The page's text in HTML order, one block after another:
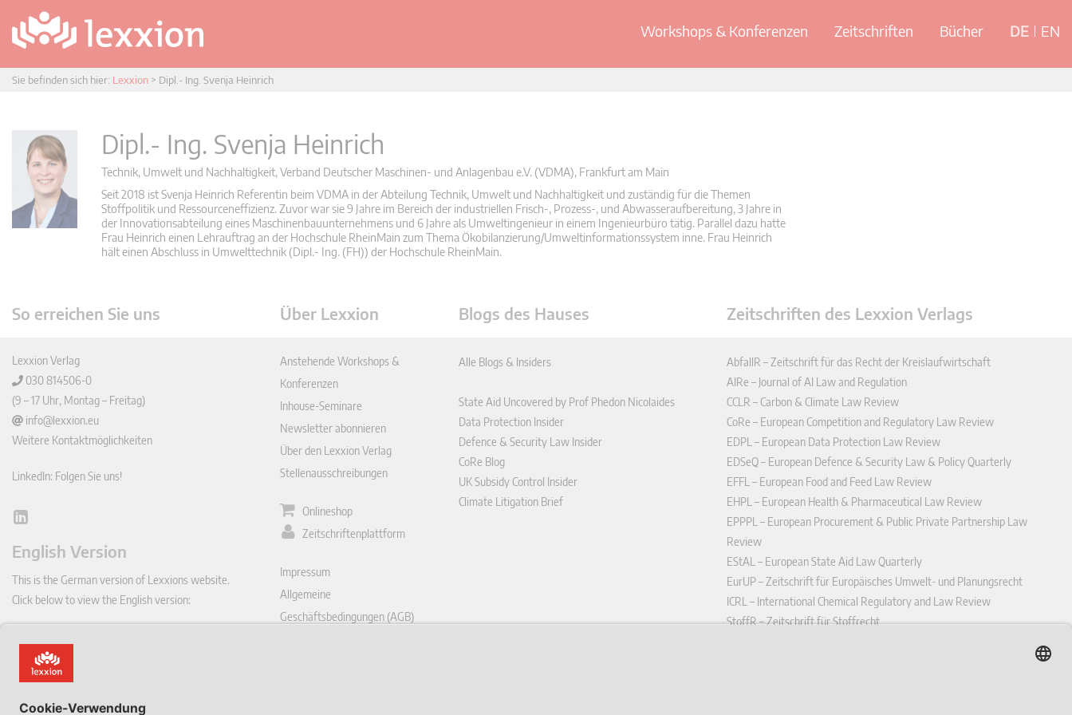
Workshops & Konferenzen Zeitschriften Bücher DE EN
Sie befinden sich hier: Lexxion > Dipl.- Ing. Svenja Heinrich
Dipl.- Ing. Svenja Heinrich
Technik, Umwelt und Nachhaltigkeit, Verband Deutscher Maschinen- und Anlagenbau e.V. (VDMA), Frankfurt am Main
Seit 2018 ist Svenja Heinrich Referentin beim VDMA in der Abteilung Technik, Umwelt und Nachhaltigkeit und zuständig für die Themen
Stoffpolitik und Ressourceneffizienz. Zuvor war sie 9 Jahre im Bereich der industriellen Frisch-, Prozess-, und Abwasseraufbereitung, 3 Jahre in
der Innovationsabteilung eines Maschinenbauunternehmens und 6 Jahre als Umweltingenieur in einem Ingenieurbüro tätig. Parallel dazu hatte
Frau Heinrich einen Lehrauftrag an der Hochschule RheinMain zum Thema Ökobilanzierung/Umweltinformationssystem inne. Frau Heinrich
hält einen Abschluss in Umwelttechnik (Dipl.- Ing. (FH)) der Hochschule RheinMain.
So erreichen Sie uns
Lexxion Verlag
030 814506-0
(9 – 17 Uhr, Montag – Freitag)
info@lexxion.eu
Weitere Kontaktmöglichkeiten
LinkedIn: Folgen Sie uns!
Lin
In
English Version
This is the German version of Lexxions website.
Click below to view the English version:
Über Lexxion
Anstehende Workshops &
Konferenzen
Inhouse-Seminare
Newsletter abonnieren
Über den Lexxion Verlag
Stellenausschreibungen
Onlineshop
Zeitschriftenplattform
Impressum
Allgemeine
Geschäftsbedingungen (AGB)
Blogs des Hauses
Alle Blogs & Insiders
State Aid Uncovered by Prof Phedon Nicolaides
Data Protection Insider
Defence & Security Law Insider
CoRe Blog
UK Subsidy Control Insider
Climate Litigation Brief
Zeitschriften des Lexxion Verlags
AbfallR – Zeitschrift für das Recht der Kreislaufwirtschaft
AIRe – Journal of AI Law and Regulation
CCLR – Carbon & Climate Law Review
CoRe – European Competition and Regulatory Law Review
EDPL – European Data Protection Law Review
EDSeQ – European Defence & Security Law & Policy Quarterly
EFFL – European Food and Feed Law Review
EHPL – European Health & Pharmaceutical Law Review
EPPPL – European Procurement & Public Private Partnership Law
Review
EStAL – European State Aid Law Quarterly
EurUP – Zeitschrift für Europäisches Umwelt- und Planungsrecht
ICRL – International Chemical Regulatory and Law Review
StoffR – Zeitschrift für Stoffrecht